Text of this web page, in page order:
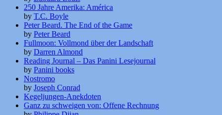
250 Jahre Amerika: América
by T.C. Boyle
Peter Beard. The End of the Game
by Peter Beard
Fullmoon: Vollmond über der Landschaft
by Darren Almond
Reading Journal – Das Panini Lesejournal
by Panini books
Nostromo
by Joseph Conrad
Kegeljungen-Anekdoten
Ganz zu schweigen von: Offene Rechnung